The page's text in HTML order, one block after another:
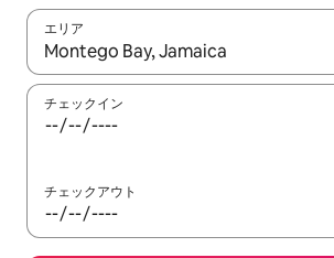
エリア
検索結果が表示されたら、上下の矢印キ
チェックイン
チェックアウト